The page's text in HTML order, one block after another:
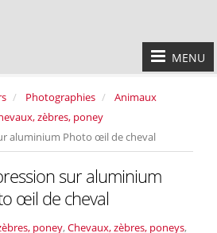
MENU
Photographies
Animaux
zèbres, poney
aluminium Photo œil de cheval
sur aluminium
œil de cheval
poney, Chevaux, zèbres, poneys,